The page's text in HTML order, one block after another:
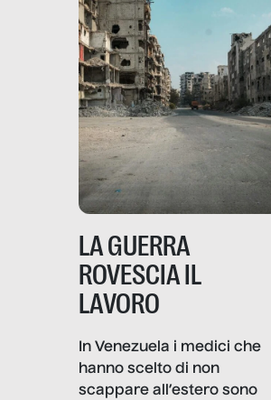
LA GUERRA
ROVESCIA IL
LAVORO
In Venezuela i medici che
hanno scelto di non
scappare all’estero sono